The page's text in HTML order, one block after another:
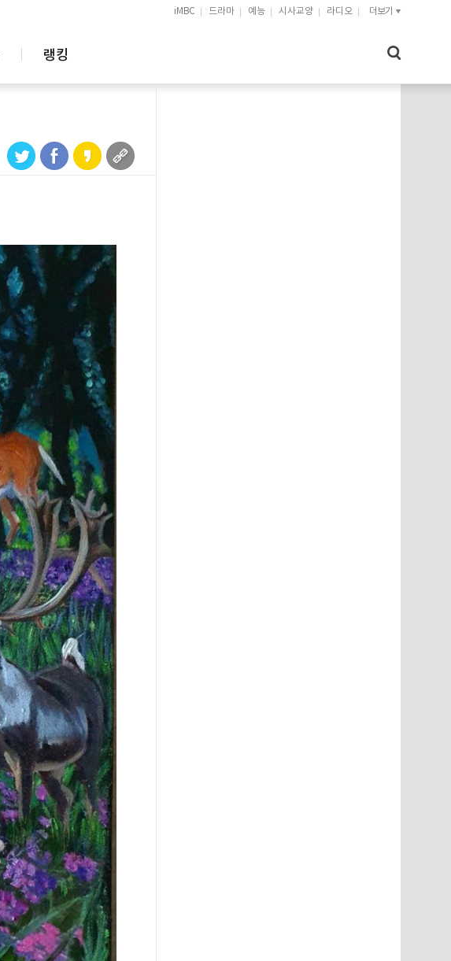
iMBC 드라마 예능 시사교양 라디오 더보기
랭킹